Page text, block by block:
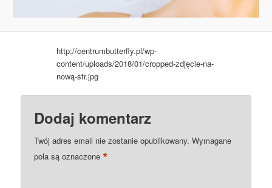
http://centrumbutterfly.pl/wp-
content/uploads/2018/01/cropped-zdjęcie-na-
nową-str.jpg
Dodaj komentarz
Twój adres email nie zostanie opublikowany. Wymagane
pola są oznaczone*